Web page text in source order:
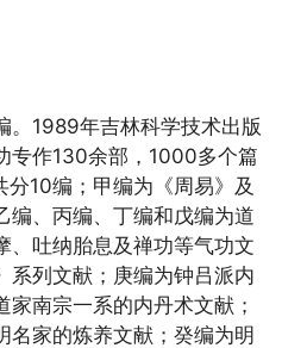
。1989年吉林科学技术出版
专作130余部，1000多个篇
10编；甲编为《周易》及
编、丙编、丁编和戊编为道
、吐纳胎息及禅功等气功文
系列文献；庚编为钟吕派内
南宗一系的内丹术文献；
名家的炼养文献；癸编为明